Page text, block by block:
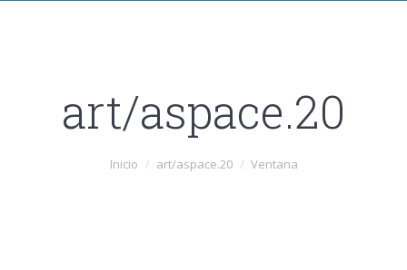
art/aspace.20
Inicio art/aspace.20 Ventana